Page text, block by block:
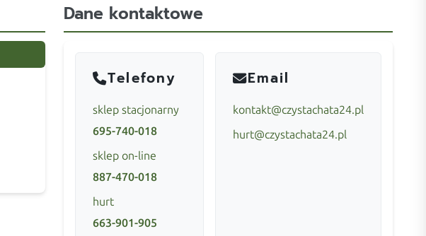
Dane kontaktowe
Telefony
sklep stacjonarny
695-740-018
sklep on-line
887-470-018
hurt
663-901-905
Email
kontakt@czystachata24.pl
hurt@czystachata24.pl